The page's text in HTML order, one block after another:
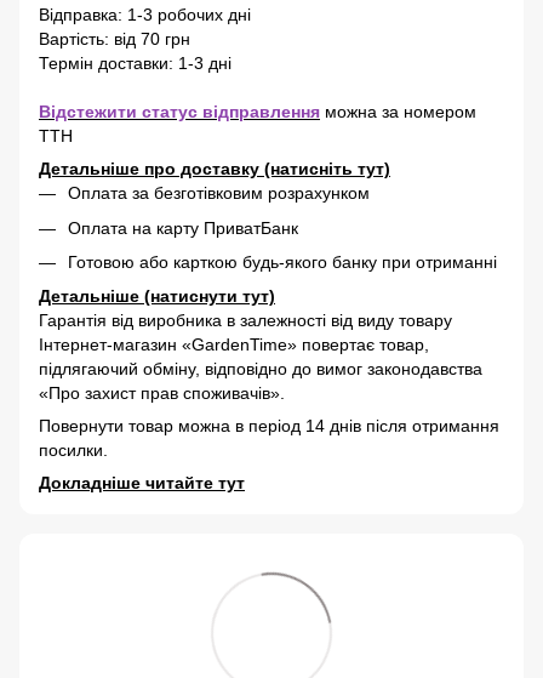
Відправка: 1-3 робочих дні
Вартість: від 70 грн
Термін доставки: 1-3 дні
Відстежити статус відправлення можна за номером
ТТН
Детальніше про доставку (натисніть тут)
Оплата за безготівковим розрахунком
Оплата на карту ПриватБанк
Готовою або карткою будь-якого банку при отриманні
Детальніше (натиснути тут)
Гарантія від виробника в залежності від виду товару
Інтернет-магазин «GardenTime» повертає товар,
підлягаючий обміну, відповідно до вимог законодавства
«Про захист прав споживачів».
Повернути товар можна в період 14 днів після отримання
посилки.
Докладніше читайте тут